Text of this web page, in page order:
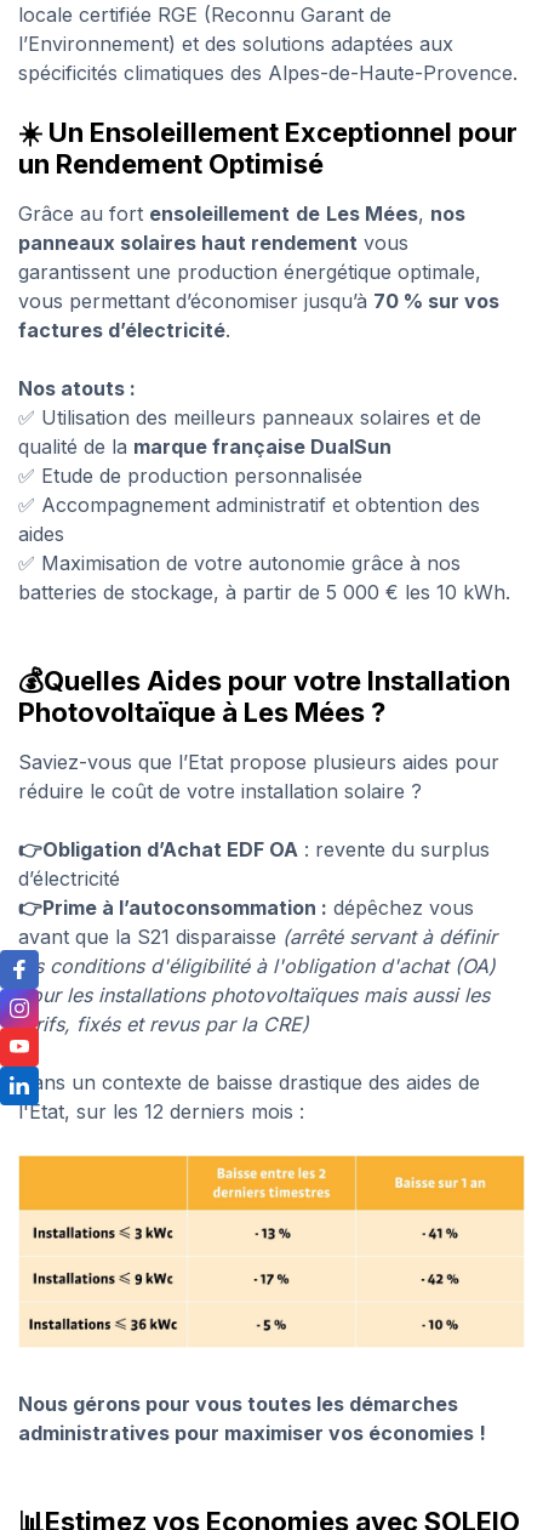
locale certifiée RGE (Reconnu Garant de
l’Environnement) et des solutions adaptées aux
spécificités climatiques des Alpes-de-Haute-Provence.
☀️ Un Ensoleillement Exceptionnel pour
un Rendement Optimisé
Grâce au fort ensoleillement de Les Mées, nos
panneaux solaires haut rendement vous
garantissent une production énergétique optimale,
vous permettant d’économiser jusqu’à 70 % sur vos
factures d’électricité.
Nos atouts :
✅ Utilisation des meilleurs panneaux solaires et de
qualité de la marque française DualSun
✅ Etude de production personnalisée
✅ Accompagnement administratif et obtention des
aides
✅ Maximisation de votre autonomie grâce à nos
batteries de stockage, à partir de 5 000 € les 10 kWh.
💰Quelles Aides pour votre Installation
Photovoltaïque à Les Mées ?
Saviez-vous que l’Etat propose plusieurs aides pour
réduire le coût de votre installation solaire ?
👉Obligation d’Achat EDF OA : revente du surplus
d’électricité
👉Prime à l’autoconsommation : dépêchez vous
avant que la S21 disparaisse (arrêté servant à définir
les conditions d'éligibilité à l'obligation d'achat (OA)
pour les installations photovoltaïques mais aussi les
tarifs, fixés et revus par la CRE)
Dans un contexte de baisse drastique des aides de
l'Etat, sur les 12 derniers mois :
Nous gérons pour vous toutes les démarches
administratives pour maximiser vos économies !
📊Estimez vos Economies avec SOLEIO